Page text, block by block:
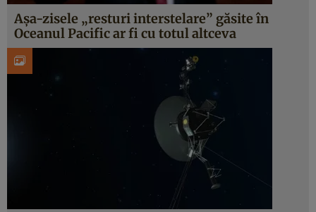
Așa-zisele „resturi interstelare” găsite în
Oceanul Pacific ar fi cu totul altceva